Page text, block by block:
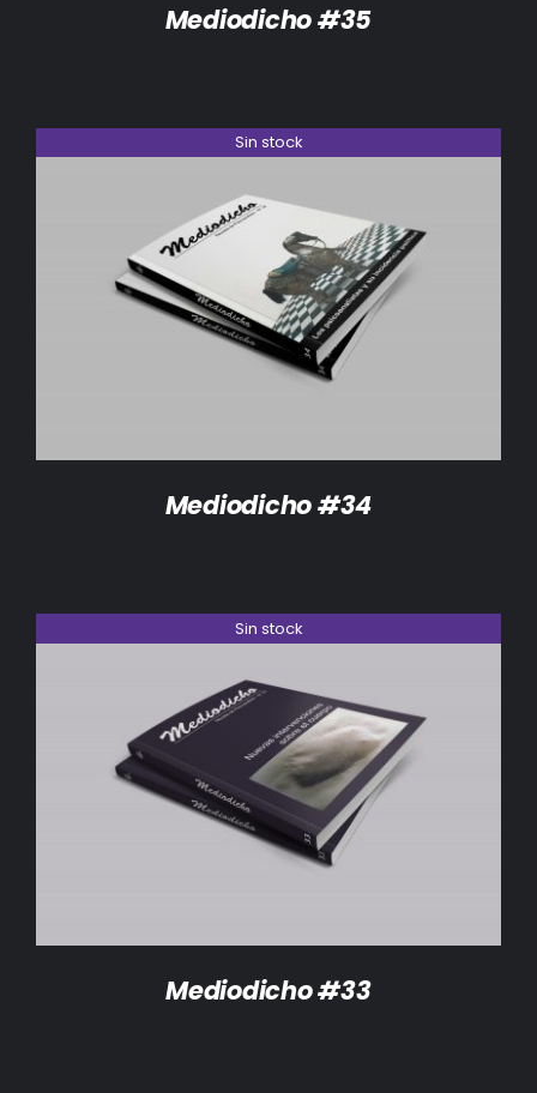
Mediodicho #35
Sin stock
DETALLES
Mediodicho #34
Sin stock
DETALLES
Mediodicho #33